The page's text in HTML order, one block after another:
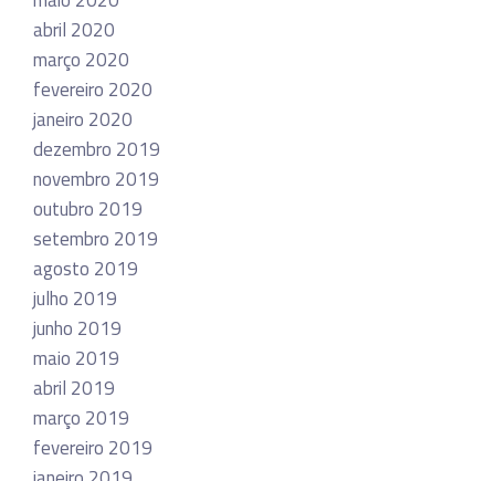
abril 2020
março 2020
fevereiro 2020
janeiro 2020
dezembro 2019
novembro 2019
outubro 2019
setembro 2019
agosto 2019
julho 2019
junho 2019
maio 2019
abril 2019
março 2019
fevereiro 2019